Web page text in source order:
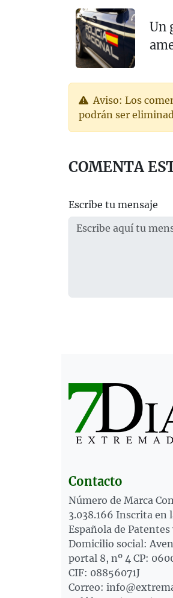
Un
Aviso: Los
podrán ser
COMENTA
Escribe tu mensaje
Contacto
Número de Marca
3.038.166 Inscrita en
Española de Patentes
Domicilio social:
portal 8, nº 4 CP:
CIF: 08856071J
Correo: